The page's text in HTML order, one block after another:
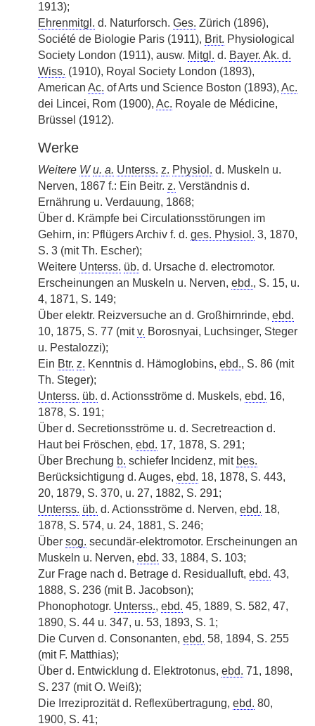
1913);
Ehrenmitgl. d. Naturforsch. Ges. Zürich (1896),
Société de Biologie Paris (1911), Brit. Physiological
Society London (1911), ausw. Mitgl. d. Bayer. Ak. d.
Wiss. (1910), Royal Society London (1893),
American Ac. of Arts und Science Boston (1893), Ac.
dei Lincei, Rom (1900), Ac. Royale de Médicine,
Brüssel (1912).
Werke
Weitere W u. a. Unterss. z. Physiol. d. Muskeln u.
Nerven, 1867 f.: Ein Beitr. z. Verständnis d.
Ernährung u. Verdauung, 1868;
Über d. Krämpfe bei Circulationsstörungen im
Gehirn, in: Pflügers Archiv f. d. ges. Physiol. 3, 1870,
S. 3 (mit Th. Escher);
Weitere Unterss. üb. d. Ursache d. electromotor.
Erscheinungen an Muskeln u. Nerven, ebd., S. 15, u.
4, 1871, S. 149;
Über elektr. Reizversuche an d. Großhirnrinde, ebd.
10, 1875, S. 77 (mitv. Borosnyai, Luchsinger, Steger
u. Pestalozzi);
Ein Btr. z. Kenntnis d. Hämoglobins, ebd., S. 86 (mit
Th. Steger);
Unterss. üb. d. Actionsströme d. Muskels, ebd. 16,
1878, S. 191;
Über d. Secretionsströme u. d. Secretreaction d.
Haut bei Fröschen, ebd. 17, 1878, S. 291;
Über Brechung b. schiefer Incidenz, mit bes.
Berücksichtigung d. Auges, ebd. 18, 1878, S. 443,
20, 1879, S. 370, u. 27, 1882, S. 291;
Unterss. üb. d. Actionsströme d. Nerven, ebd. 18,
1878, S. 574, u. 24, 1881, S. 246;
Über sog. secundär-elektromotor. Erscheinungen an
Muskeln u. Nerven, ebd. 33, 1884, S. 103;
Zur Frage nach d. Betrage d. Residualluft, ebd. 43,
1888, S. 236 (mit B. Jacobson);
Phonophotogr. Unterss., ebd. 45, 1889, S. 582, 47,
1890, S. 44 u. 347, u. 53, 1893, S. 1;
Die Curven d. Consonanten, ebd. 58, 1894, S. 255
(mit F. Matthias);
Über d. Entwicklung d. Elektrotonus, ebd. 71, 1898,
S. 237 (mit O. Weiß);
Die Irreziprozität d. Reflexübertragung, ebd. 80,
1900, S. 41;